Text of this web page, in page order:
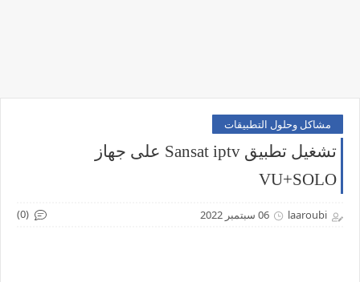
مشاكل وحلول التطبيقات
تشغيل تطبيق Sansat iptv على جهاز
VU+SOLO
laaroubi 06 سبتمبر 2022 (0)